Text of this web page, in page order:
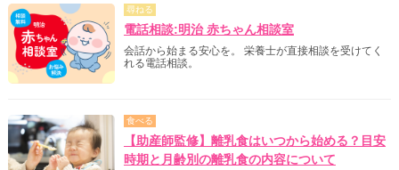
尋ねる
電話相談:明治 赤ちゃん相談室
会話から始まる安心を。 栄養士が直接相談を受けてく
れる電話相談。
食べる
【助産師監修】離乳食はいつから始める？目安
時期と月齢別の離乳食の内容について